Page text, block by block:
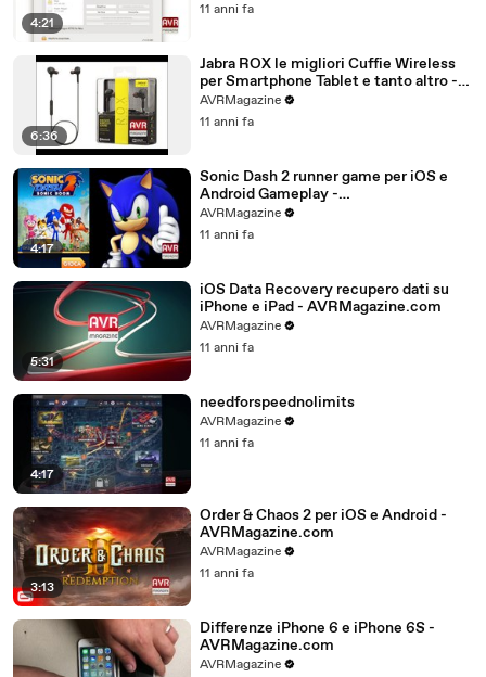
4:21
11 anni fa
6:36
Jabra ROX le migliori Cuffie Wireless
per Smartphone Tablet e tanto altro -
AVRMagazine.com (720p)
AVRMagazine
11 anni fa
4:17
Sonic Dash 2 runner game per iOS e
Android Gameplay -
AVRMagazine.com
AVRMagazine
11 anni fa
5:31
iOS Data Recovery recupero dati su
iPhone e iPad - AVRMagazine.com
AVRMagazine
11 anni fa
4:17
needforspeednolimits
AVRMagazine
11 anni fa
3:13
Order & Chaos 2 per iOS e Android -
AVRMagazine.com
AVRMagazine
11 anni fa
Differenze iPhone 6 e iPhone 6S -
AVRMagazine.com
AVRMagazine